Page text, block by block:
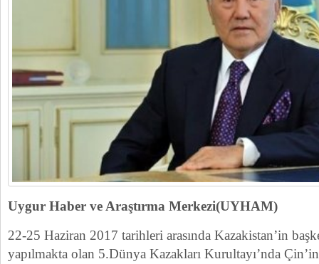
Uygur Haber ve Araştırma Merkezi(UYHAM)
22-25 Haziran 2017 tarihleri arasında Kazakistan’in
yapılmakta olan 5.Dünya Kazakları Kurultayı’nda